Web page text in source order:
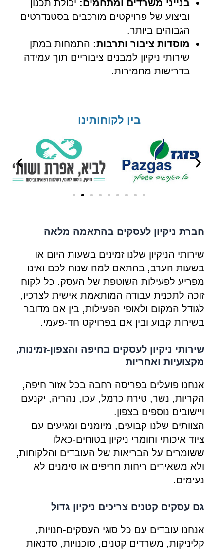
בנייני משרדים ומתחמים: יכולת תכנון
וביצוע של פרויקטים מורכבים בסטנדרטים
הגבוהים ביותר.
מוסדות ציבור ותרבות: התמחות במתן
שירותי ניקיון למבנים ציבוריים תוך עמידה
בדרישות מחמירות.
בין לקוחותינו
חברת ניקיון לעסקים בהתאמה מלאה
שירותי הניקיון שלנו זמינים בשעות היום או
בשעות הערב, בהתאם למה שנוח לכם ואינו
מפריע לפעילות השוטפת של העסק. כל לקוח
זוכה לתכנית עבודה המותאמת אישית לצרכיו,
לגודל המקום ולאופי הפעילות, בין אם מדובר
בשירות קבוע ובין אם בפרויקט חד-פעמי.
שירותי ניקיון לעסקים בחיפה והצפון-זמינות,
מקצועיות ואחריות
אנחנו פועלים בפריסה רחבה בכל אזור חיפה,
הקריות, נשר, טירת כרמל, עכו, נהריה, יקנעם
ויישובים נוספים בצפון.
הצוותים שלנו קבועים, מיומנים ומגיעים עם
ציוד איכותי וחומרי ניקיון בטוחים-כאלו
ששומרים על הבריאות של העובדים והלקוחות,
ולא משאירים ריחות חריפים או סימנים לא
נעימים.
גם עסקים קטנים צריכים ניקיון גדול
אנחנו עובדים עם כל סוגי העסקים-חנויות,
קליניקות, משרדים קטנים, סוכנויות, סדנאות